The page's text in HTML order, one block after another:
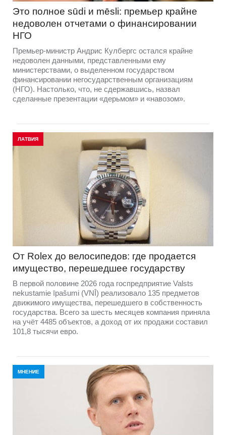
Это полное sūdi и mēsli: премьер крайне
недоволен отчетами о финансировании
НГО
Премьер-министр Андрис Кулбергс остался крайне
недоволен данными, представленными ему
министерствами, о выделенном государством
финансировании негосударственным организациям
(НГО). Настолько, что, не сдержавшись, назвал
сделанные презентации «дерьмом» и «навозом».
ЛАТВИЯ
От Rolex до велосипедов: где продается
имущество, перешедшее государству
В первой половине 2026 года госпредприятие Valsts
nekustamie īpašumi (VNĪ) реализовало 135 предметов
движимого имущества, перешедшего в собственность
государства. Всего за шесть месяцев компания приняла
на учёт 4485 объектов, а доход от их продажи составил
101,8 тысячи евро.
МНЕНИЕ